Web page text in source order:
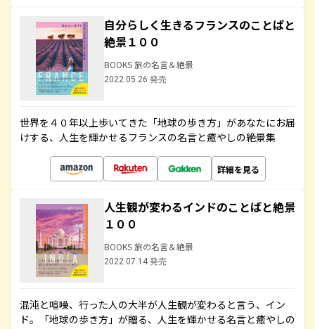
自分らしく生きるフランスのことばと
絶景１００
BOOKS 旅の名言＆絶景
2022.05.26 発売
世界を４０年以上歩いてきた「地球の歩き方」があなたにお届
けする、人生を輝かせるフランスの名言と癒やしの絶景集
詳細を見る
人生観が変わるインドのことばと絶景
１００
BOOKS 旅の名言＆絶景
2022.07.14 発売
混沌と喧噪、行った人の大半が人生観が変わると言う、イン
ド。「地球の歩き方」が贈る、人生を輝かせる名言と癒やしの